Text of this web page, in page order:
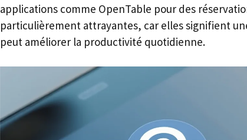
applications comme OpenTable pour des
particulièrement attrayantes, car elles signifient
peut améliorer la productivité quotidienne.